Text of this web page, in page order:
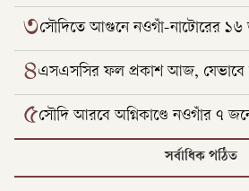
৩সৌদিতে আগুনে নওগাঁ-নাটোরের ১৬
৪এসএসসির ফল প্রকাশ আজ, যেভাবে
৫সৌদি আরবে অগ্নিকাণ্ডে নওগাঁর ৭
সর্বাধিক পঠিত